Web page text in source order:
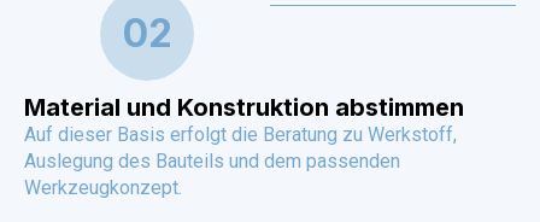
02
Material und Konstruktion abstimmen
Auf dieser Basis erfolgt die Beratung zu Werkstoff,
Auslegung des Bauteils und dem passenden
Werkzeugkonzept.